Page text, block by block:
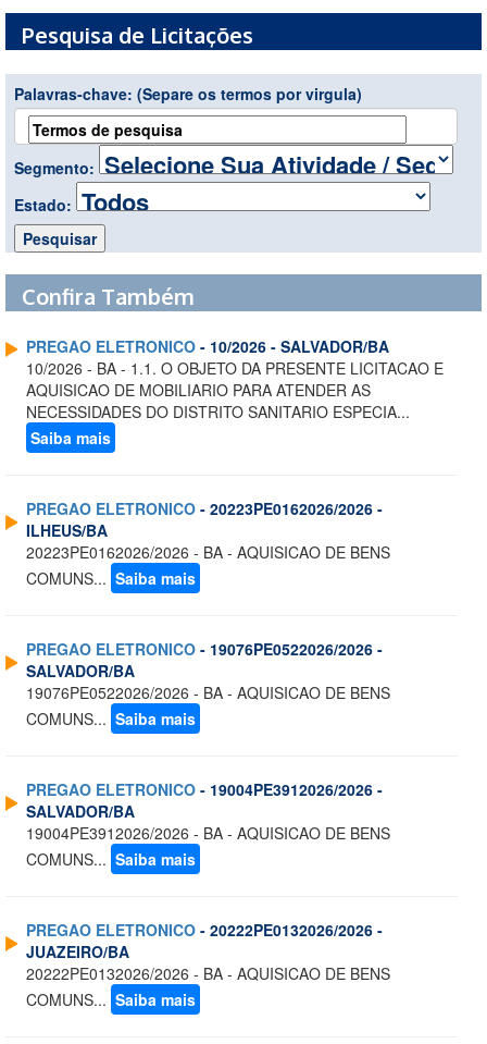
Pesquisa de Licitações
Palavras-chave: (Separe os termos por virgula)
Segmento:
Estado:
Confira Também
PREGAO ELETRONICO - 10/2026 - SALVADOR/BA
10/2026 - BA - 1.1. O OBJETO DA PRESENTE LICITACAO E
AQUISICAO DE MOBILIARIO PARA ATENDER AS
NECESSIDADES DO DISTRITO SANITARIO ESPECIA...
Saiba mais
PREGAO ELETRONICO - 20223PE0162026/2026 -
ILHEUS/BA
20223PE0162026/2026 - BA - AQUISICAO DE BENS
COMUNS... Saiba mais
PREGAO ELETRONICO - 19076PE0522026/2026 -
SALVADOR/BA
19076PE0522026/2026 - BA - AQUISICAO DE BENS
COMUNS... Saiba mais
PREGAO ELETRONICO - 19004PE3912026/2026 -
SALVADOR/BA
19004PE3912026/2026 - BA - AQUISICAO DE BENS
COMUNS... Saiba mais
PREGAO ELETRONICO - 20222PE0132026/2026 -
JUAZEIRO/BA
20222PE0132026/2026 - BA - AQUISICAO DE BENS
COMUNS... Saiba mais